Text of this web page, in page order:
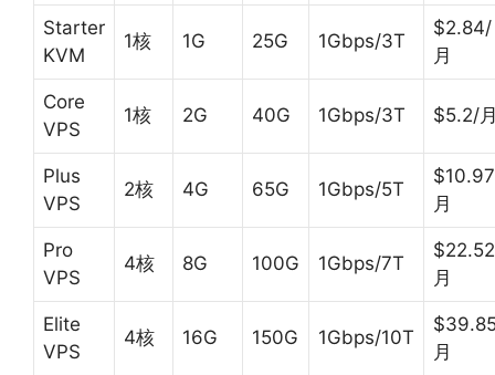
Starter
KVM
1核 1G 25G 1Gbps/3T
$2.84/
月
Core
VPS
1核 2G 40G 1Gbps/3T $5.2/
Plus
VPS
2核 4G 65G 1Gbps/5T
月
Pro
VPS
4核 8G 100G 1Gbps/7T
月
Elite
VPS
4核 16G 150G 1Gbps/10T
月